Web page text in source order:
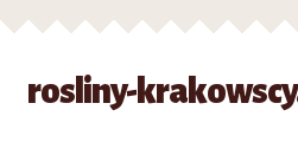
Przejdź
Przejdź
rosliny-